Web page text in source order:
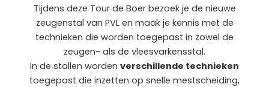
Tijdens deze Tour de Boer bezoek je de nieuwe
zeugenstal van PVL en maak je kennis met de
technieken die worden toegepast in zowel de
zeugen- als de vleesvarkensstal.
In de stallen worden verschillende technieken
toegepast die inzetten op snelle mestscheiding,